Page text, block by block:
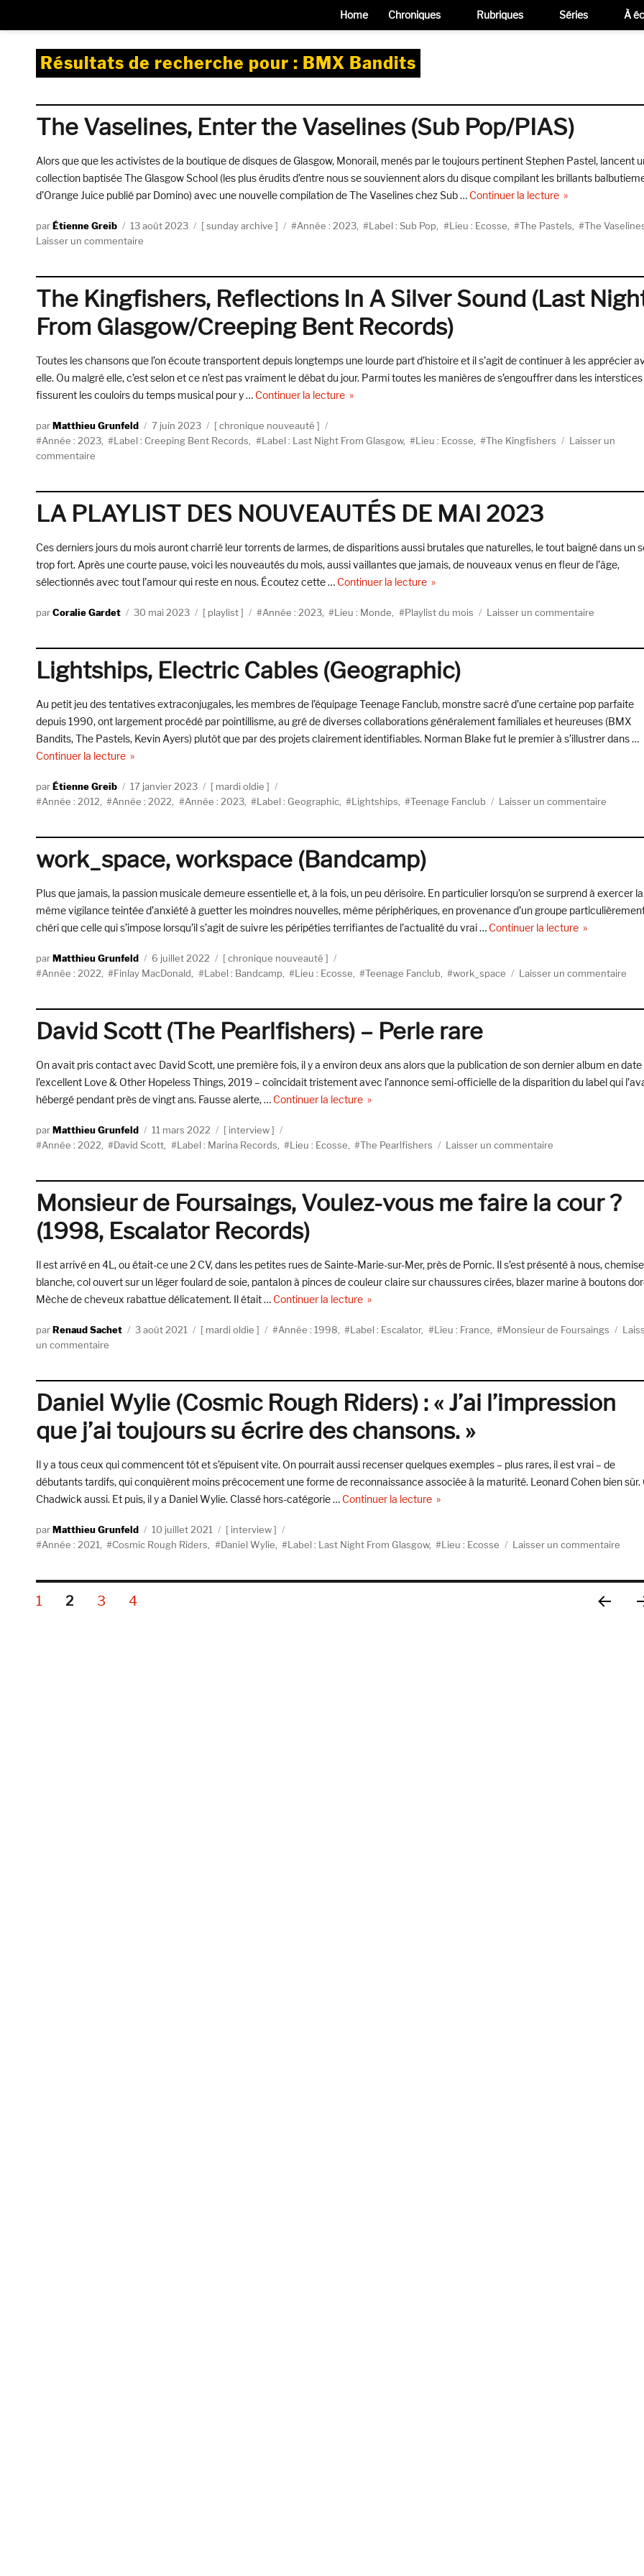
Résultats de recherche pour : BMX Bandits
The Vaselines, Enter the Vaselines (Sub Pop/PIAS)
Alors que que les activistes de la boutique de disques de Glasgow, Monorail, menés par le toujours pertinent Stephen Pastel, lancent
collection baptisée The Glasgow School (les plus érudits d’entre nous se souviennent alors du disque compilant les brillants
d’Orange Juice publié par Domino) avec une nouvelle compilation de The Vaselines chez Sub … Continuer la lecturede « The
AuteurÉtienne Greib
Publié
le
13 août 2023 Catégories
sunday archive Étiquettes
Année : 2023 Label : Sub Pop Lieu : Ecosse The Pastels
The
Laisser un commentaire
the
(Sub
The Kingfishers, Reflections In A Silver Sound (Last
From Glasgow/Creeping Bent Records)
Toutes les chansons que l’on écoute transportent depuis longtemps une lourde part d’histoire et il s’agit de continuer à les apprécier
elle. Ou malgré elle, c’est selon et ce n’est pas vraiment le débat du jour. Parmi toutes les manières de s’engouffrer dans les
fissurent les couloirs du temps musical pour y … Continuer la lecturede « The Kingfishers, Reflections In A Silver Sound (Last Night
AuteurMatthieu Grunfeld
Publié
le
7 juin 2023 Catégories
chronique nouveauté
Étiquettes
Année : 2023 Label : Creeping Bent Records Label : Last Night From Glasgow, Lieu : Ecosse The Kingfishers
Laisser un
commentaire
In
Silver
Sound
Records)
LA PLAYLIST DES NOUVEAUTÉS DE MAI 2023
Ces derniers jours du mois auront charrié leur torrents de larmes, de disparitions aussi brutales que naturelles, le tout baigné dans un
trop fort. Après une courte pause, voici les nouveautés du mois, aussi vaillantes que jamais, de nouveaux venus en fleur de l’âge,
sélectionnés avec tout l’amour qui reste en nous. Écoutez cette … Continuer la lecturede « LA PLAYLIST DES NOUVEAUTÉS DE MAI
AuteurCoralie Gardet
Publié
30 mai 2023 Catégories
playlist Étiquettes
Année : 2023 Lieu : Monde Playlist du mois Laisser un commentairesur
MAI
2023
Lightships, Electric Cables (Geographic)
Au petit jeu des tentatives extraconjugales, les membres de l’équipage Teenage Fanclub, monstre sacré d’une certaine pop parfaite
depuis 1990, ont largement procédé par pointillisme, au gré de diverses collaborations généralement familiales et heureuses (BMX
Bandits, The Pastels, Kevin Ayers) plutôt que par des projets clairement identifiables. Norman Blake fut le premier à s’illustrer dans …
Continuer la lecturede « Lightships, Electric Cables (Geographic) »
AuteurÉtienne Greib
Publié
le
17 janvier 2023 Catégories
mardi oldie
Étiquettes
Année : 2012 Année : 2022 Année : 2023, Label : Geographic, Lightships Teenage Fanclub Laisser un commentaire
work_space, workspace (Bandcamp)
Plus que jamais, la passion musicale demeure essentielle et, à la fois, un peu dérisoire. En particulier lorsqu’on se surprend à exercer la
même vigilance teintée d’anxiété à guetter les moindres nouvelles, même périphériques, en provenance d’un groupe
chéri que celle qui s’impose lorsqu’il s’agit de suivre les péripéties terrifiantes de l’actualité du vrai … Continuer la lecturede «
AuteurMatthieu Grunfeld
Publié
le
6 juillet 2022 Catégories
chronique nouveauté
Étiquettes
Année : 2022 Finlay MacDonald Label : Bandcamp Lieu : Ecosse Teenage Fanclub work_space Laisser un commentaire
David Scott (The Pearlfishers) – Perle rare
On avait pris contact avec David Scott, une première fois, il y a environ deux ans alors que la publication de son dernier album en date
l’excellent Love & Other Hopeless Things, 2019 – coïncidait tristement avec l’annonce semi-officielle de la disparition du label qui
hébergé pendant près de vingt ans. Fausse alerte, … Continuer la lecturede « David Scott (The Pearlfishers) – Perle rare »
AuteurMatthieu Grunfeld
Publié
le
11 mars 2022 Catégories
interview
Étiquettes
Année : 2022 David Scott Label : Marina Records Lieu : Ecosse The Pearlfishers Laisser un commentaire
Pearlfishers)
Monsieur de Foursaings, Voulez-vous me faire la cour ?
(1998, Escalator Records)
Il est arrivé en 4L, ou était-ce une 2 CV, dans les petites rues de Sainte-Marie-sur-Mer, près de Pornic. Il s’est présenté à nous, chemise
blanche, col ouvert sur un léger foulard de soie, pantalon à pinces de couleur claire sur chaussures cirées, blazer marine à boutons
Mèche de cheveux rabattue délicatement. Il était … Continuer la lecturede « Monsieur de Foursaings, Voulez-vous me faire la cour ?
AuteurRenaud Sachet
Publié
3 août 2021 Catégories
mardi oldie Étiquettes
Année : 1998 Label : Escalator, Lieu : France Monsieur de Foursaings
un commentaire
Voulez-
vous
me
la
cour
?
Escalator
Records)
Daniel Wylie (Cosmic Rough Riders) : « J’ai l’impression
que j’ai toujours su écrire des chansons. »
Il y a tous ceux qui commencent tôt et s’épuisent vite. On pourrait aussi recenser quelques exemples – plus rares, il est vrai – de
débutants tardifs, qui conquièrent moins précocement une forme de reconnaissance associée à la maturité. Leonard Cohen bien sûr.
Chadwick aussi. Et puis, il y a Daniel Wylie. Classé hors-catégorie … Continuer la lecturede « Daniel Wylie (Cosmic Rough Riders) : «
AuteurMatthieu Grunfeld
Publié
le
10 juillet 2021 Catégories
interview
Étiquettes
Année : 2021 Cosmic Rough Riders Daniel Wylie Label : Last Night From Glasgow, Lieu : Ecosse Laisser un commentaire
Pagination
PAGE
1 PAGE
2 PAGE
3 PAGE
4
Home Chroniques Rubriques Séries À